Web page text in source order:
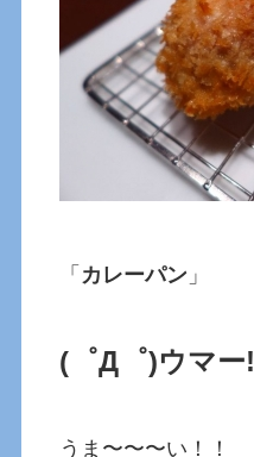
「 カレーパン 」
(゜Д゜)ウマー!
うま〜〜〜い！！